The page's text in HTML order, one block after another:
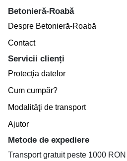
Betonieră-Roabă
Despre Betonieră-Roabă
Contact
Servicii clienți
Protecţia datelor
Cum cumpăr?
Modalităţi de transport
Ajutor
Metode de expediere
Transport gratuit peste 1000 RON